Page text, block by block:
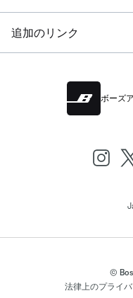
追加のリンク
ボーズ
©
法律上のプライ